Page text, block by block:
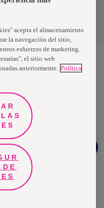
de datos
global líder en
de personas, en todo el
en beneficio de
y la sociedad en
150 países bajo las
así como otras marcas
Leukoplast, Libero, Libresse,
TOM Organic y Zewa. En
13 mil millones de
de la compañía está
cotiza en Nasdaq Estocolmo.
.
acepta el almacenamiento
la navegación del sitio,
esfuerzos de marketing.
el sitio web
anteriormente. Política